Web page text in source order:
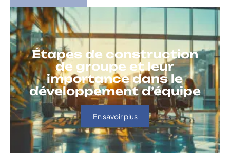
Étapes de construction
de groupe et leur
importance dans le
développement d’équipe
En savoir plus